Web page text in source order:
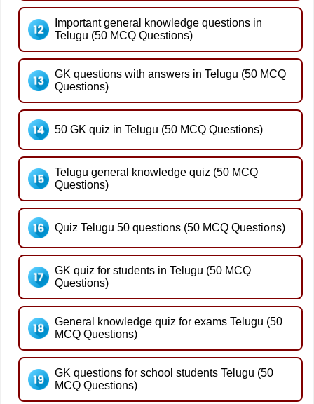
Important general knowledge questions in
Telugu (50 MCQ Questions)
GK questions with answers in Telugu (50 MCQ
Questions)
50 GK quiz in Telugu (50 MCQ Questions)
Telugu general knowledge quiz (50 MCQ
Questions)
Quiz Telugu 50 questions (50 MCQ Questions)
GK quiz for students in Telugu (50 MCQ
Questions)
General knowledge quiz for exams Telugu (50
MCQ Questions)
GK questions for school students Telugu (50
MCQ Questions)